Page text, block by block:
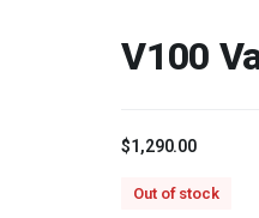
V100
$1,290.00
Out of stock